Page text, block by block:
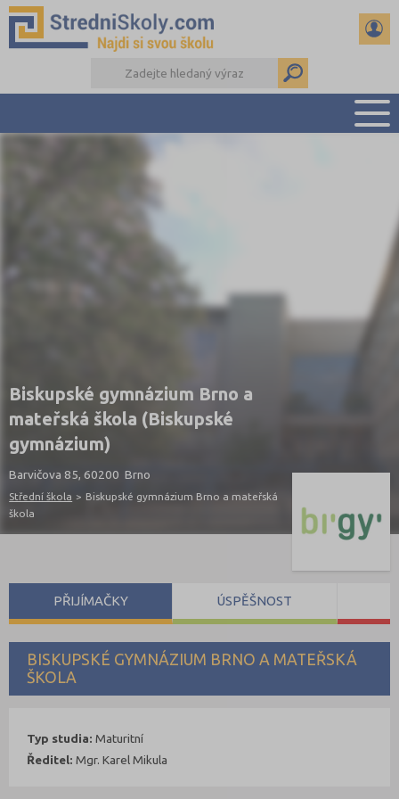
Biskupské gymnázium Brno a
mateřská škola (Biskupské
gymnázium)
Barvičova 85, 60200 Brno
Střední škola > Biskupské gymnázium Brno a mateřská
škola
BISKUPSKÉ GYMNÁZIUM BRNO A MATEŘSKÁ
ŠKOLA
Typ studia: Maturitní
Ředitel: Mgr. Karel Mikula
PŘIJÍMAČKY ÚSPĚŠNOST